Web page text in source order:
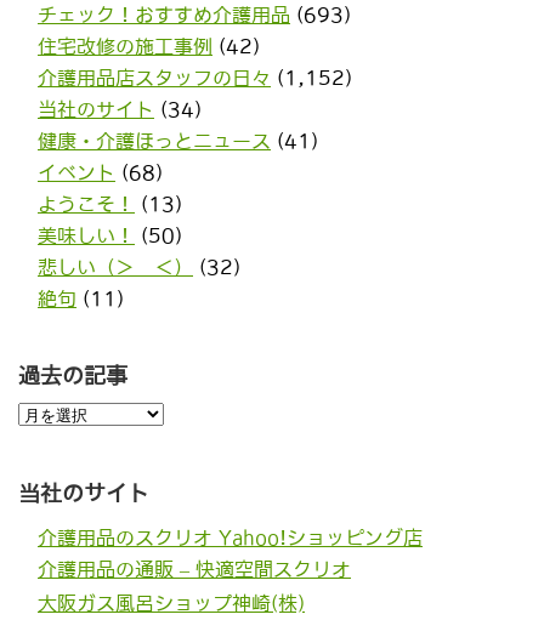
チェック！おすすめ介護用品 (693)
住宅改修の施工事例
(42)
介護用品店スタッフの日々 (1,152)
当社のサイト (34)
健康・介護ほっとニュース (41)
イベント (68)
ようこそ！
(13)
美味しい！
(50)
悲しい（＞＿＜）
(32)
絶句 (11)
過去の記事
過
去
事
当社のサイト
介護用品のスクリオ Yahoo!ショッピング店
介護用品の通販 – 快適空間スクリオ
大阪ガス風呂ショップ神崎(株)